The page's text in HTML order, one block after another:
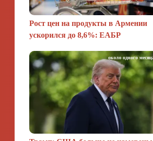
Рост цен на продукты в Армении
ускорился до 8,6%: ЕАБР
около одного